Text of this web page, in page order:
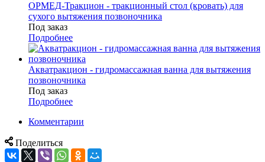
ОРМЕД-Тракцион - тракционный стол (кровать) для
сухого вытяжения позвоночника
Под заказ
Подробнее
Акватракцион - гидромассажная ванна для вытяжения
позвоночника
Под заказ
Подробнее
Комментарии
Поделиться